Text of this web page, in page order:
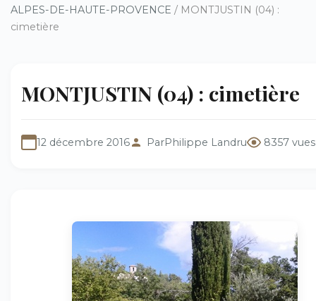
ALPES-DE-HAUTE-PROVENCE / MONTJUSTIN (04) :
cimetière
MONTJUSTIN (04) : cimetière
12 décembre 2016 ParPhilippe Landru 8357 vues